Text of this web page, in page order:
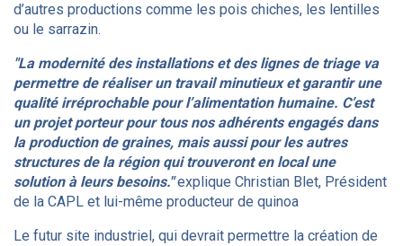
d’autres productions comme les pois chiches, les lentilles
ou le sarrazin.
"La modernité des installations et des lignes de triage va
permettre de réaliser un travail minutieux et garantir une
qualité irréprochable pour l’alimentation humaine. C’est
un projet porteur pour tous nos adhérents engagés dans
la production de graines, mais aussi pour les autres
structures de la région qui trouveront en local une
solution à leurs besoins."explique Christian Blet, Président
de la CAPL et lui-même producteur de quinoa
Le futur site industriel, qui devrait permettre la création de